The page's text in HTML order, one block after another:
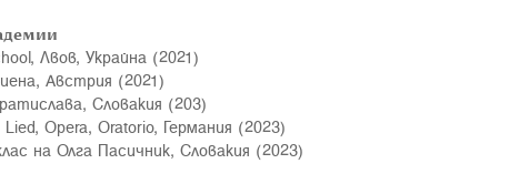
Лвов, Украйна (2021)
Австрия (2021)
Словакия (203)
Opera, Oratorio, Германия (2023)
на Олга Пасичник, Словакия (2023)